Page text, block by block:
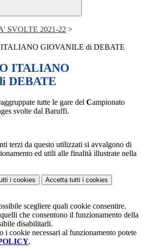
SVOLTE 2021-22 >
GIOVANILE di DEBATE
ITALIANO
DEBATE
tutte le gare del Campionato
svolte dal Baruffi.
terzi da questo utilizzati si avvalgono di
ed utili alle finalità illustrate nella
i cookies Accetta tutti i cookies
scegliere quali cookie consentire.
che consentono il funzionamento della
disabilitarli.
i cookie necessari al funzionamento potete
.